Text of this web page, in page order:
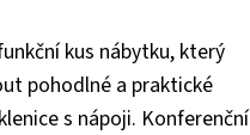
kus nábytku, který
pohodlné a praktické
s nápoji. Konferenční